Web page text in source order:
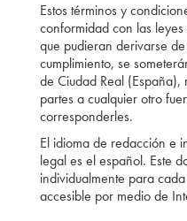
Estos términos y
conformidad con las
que pudieran derivarse
cumplimiento, se
de Ciudad Real
partes a cualquier otro
corresponderles.
El idioma de redacción e
legal es el español. Este
individualmente para
accesible por medio de